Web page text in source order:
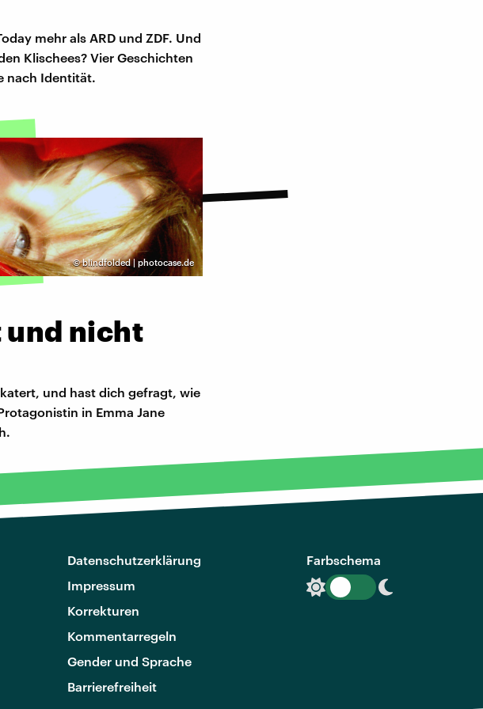
mehr als ARD und ZDF. Und
Klischees? Vier Geschichten
nach Identität.
©blindfolded | photocase.de
und nicht
und hast dich gefragt, wie
in Emma Jane
Datenschutzerklärung
Impressum
Korrekturen
Kommentarregeln
Gender und Sprache
Barrierefreiheit
Farbschema